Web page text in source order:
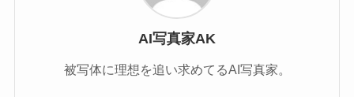
AI写真家AK
被写体に理想を追い求めてるAI写真家。